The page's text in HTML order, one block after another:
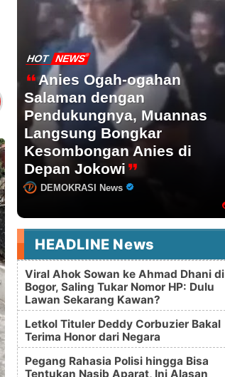
HOT NEWS
Anies Ogah-ogahan
Salaman dengan
Pendukungnya, Muannas
Langsung Bongkar
Kesombongan Anies di
Depan Jokowi
DEMOKRASI News
HEADLINE News
Viral Ahok Sowan ke Ahmad Dhani di
Bogor, Saling Tukar Nomor HP: Dulu
Lawan Sekarang Kawan?
Letkol Tituler Deddy Corbuzier Bakal
Terima Honor dari Negara
Pegang Rahasia Polisi hingga Bisa
Tentukan Nasib Aparat, Ini Alasan